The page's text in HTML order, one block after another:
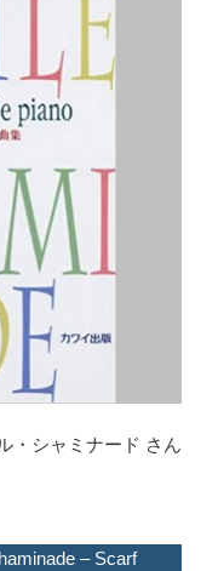
・シャミナード さん
– Scarf